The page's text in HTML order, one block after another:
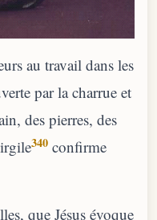
au travail dans les
par la charrue et
des pierres, des
340 confirme
que Jésus évoque